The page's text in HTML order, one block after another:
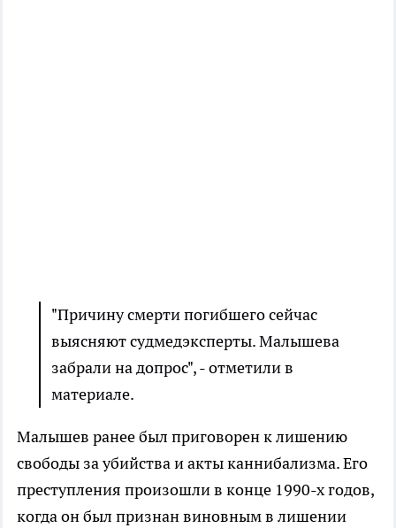
"Причину смерти погибшего сейчас
выясняют судмедэксперты. Малышева
забрали на допрос", - отметили в
материале.
Малышев ранее был приговорен к лишению
свободы за убийства и акты каннибализма. Его
преступления произошли в конце 1990-х годов,
когда он был признан виновным в лишении